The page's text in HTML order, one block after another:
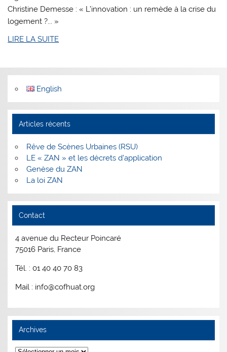
Christine Demesse : « L’innovation : un remède à la crise du
logement ?... »
LIRE LA SUITE
English
Articles récents
Rêve de Scènes Urbaines (RSU)
LE « ZAN » et les décrets d’application
Genèse du ZAN
La loi ZAN
Contact
4 avenue du Recteur Poincaré
75016 Paris, France
Tél. : 01 40 40 70 83
Mail : info@cofhuat.org
Archives
Archives